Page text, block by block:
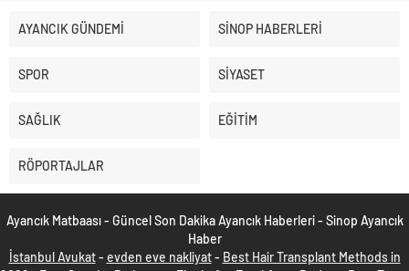
AYANCIK GÜNDEMİ SİNOP HABERLERİ
SPOR SİYASET
SAĞLIK EĞİTİM
RÖPORTAJLAR
Ayancık Matbaası - Güncel Son Dakika Ayancık Haberleri - Sinop Ayancık
Haber
İstanbul Avukat- evden eve nakliyat- Best Hair Transplant Methods in